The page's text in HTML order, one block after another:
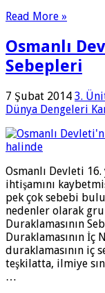
Read More »
Osmanlı
Sebepleri
7 Şubat 2014 3.
Dünya Dengeleri
Osmanlı Devleti
ihtişamını
pek çok sebebi
nedenler olarak
Duraklamasının
Duraklamasının İç
duraklamasının iç
teşkilatta, ilmiye
…